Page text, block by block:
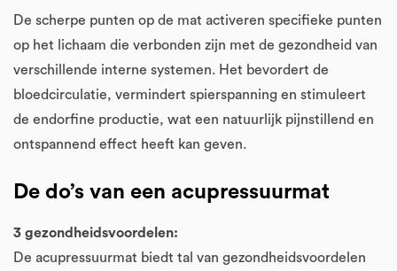
De scherpe punten op de mat activeren specifieke punten
op het lichaam die verbonden zijn met de gezondheid van
verschillende interne systemen. Het bevordert de
bloedcirculatie, vermindert spierspanning en stimuleert
de endorfine productie, wat een natuurlijk pijnstillend en
ontspannend effect heeft kan geven.
De do’s van een acupressuurmat
3 gezondheidsvoordelen:
De acupressuurmat biedt tal van gezondheidsvoordelen